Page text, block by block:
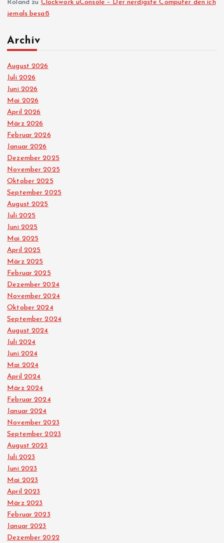
Roland zu Clockwork uConsole – Der nerdigste Computer den ich
jemals besaß
Archiv
August 2026
Juli 2026
Juni 2026
Mai 2026
April 2026
März 2026
Februar 2026
Januar 2026
Dezember 2025
November 2025
Oktober 2025
September 2025
August 2025
Juli 2025
Juni 2025
Mai 2025
April 2025
März 2025
Februar 2025
Dezember 2024
November 2024
Oktober 2024
September 2024
August 2024
Juli 2024
Juni 2024
Mai 2024
April 2024
März 2024
Februar 2024
Januar 2024
November 2023
September 2023
August 2023
Juli 2023
Juni 2023
Mai 2023
April 2023
März 2023
Februar 2023
Januar 2023
Dezember 2022